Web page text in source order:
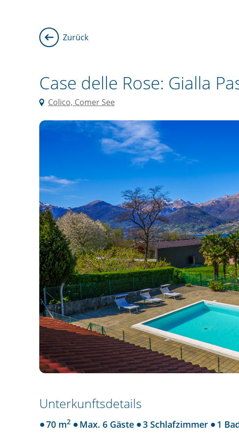
Zurück
Case delle Rose: Gialla
Colico, Comer See
Unterkunftsdetails
70 m2 Max. 6 Gäste 3 Schlafzimmer 1